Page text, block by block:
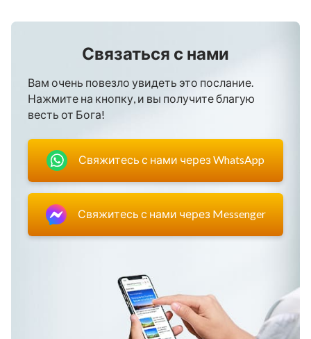
Связаться с нами
Вам очень повезло увидеть это послание.
Нажмите на кнопку, и вы получите благую
весть от Бога!
Свяжитесь с нами через WhatsApp
Свяжитесь с нами через Messenger